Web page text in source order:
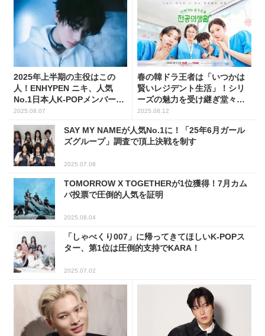
2025年上半期の主役はこの
人！ENHYPEN ニキ、人気
No.1日本人K-POPメンバーに
選出
2025.08.07
春の韓ドラ王者は「いつかは
賢いレジデント生活」！シリ
ーズの魅力を受け継ぎ堂々の
首位
2025.08.12
SAY MY NAMEが人気No.1に！「25年6月ガール
ズグループ」調査で頂上決戦を制す
2025.07.08
TOMORROW X TOGETHERが1位獲得！7月カム
バ投票で圧倒的人気を証明
2025.08.04
「しゃべくり007」に帰ってきてほしいK-POPス
ター、第1位は圧倒的支持でKARA！
2025.07.02